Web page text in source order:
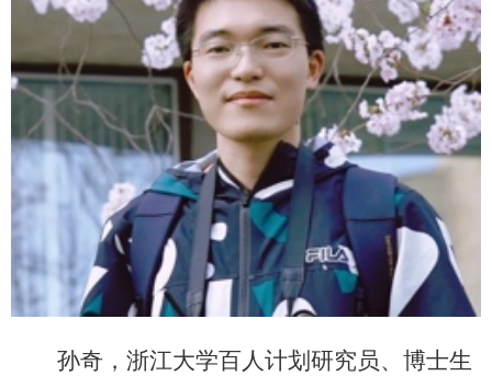
孙奇，浙江大学百人计划研究员、博士生